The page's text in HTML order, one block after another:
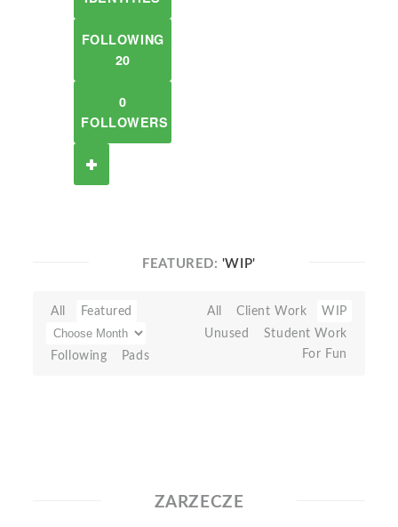
FOLLOWING
20
0
FOLLOWERS
FEATURED: 'WIP'
All Featured
Following Pads
All Client Work
WIP
Unused
Student Work
For Fun
ZARZECZE